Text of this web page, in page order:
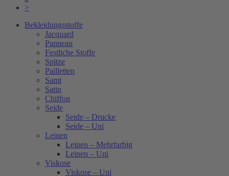
>
Bekleidungsstoffe
Jacquard
Panneau
Festliche Stoffe
Spitze
Pailletten
Samt
Satin
Chiffon
Seide
Seide – Drucke
Seide – Uni
Leinen
Leinen – Mehrfarbig
Leinen – Uni
Viskose
Viskose – Uni